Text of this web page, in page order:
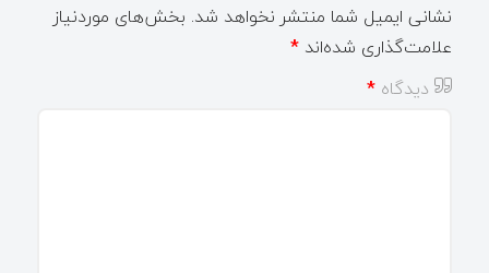
نشانی ایمیل شما منتشر نخواهد شد. بخش‌های موردنیاز
علامت‌گذاری شده‌اند *
دیدگاه *